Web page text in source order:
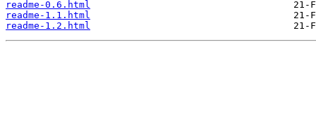
readme-0.6.html
readme-1.1.html
readme-1.2.html